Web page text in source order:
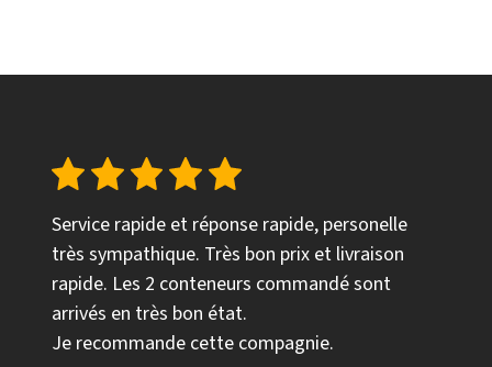
Service rapide et réponse rapide, personelle
très sympathique. Très bon prix et livraison
rapide. Les 2 conteneurs commandé sont
arrivés en très bon état.
Je recommande cette compagnie.